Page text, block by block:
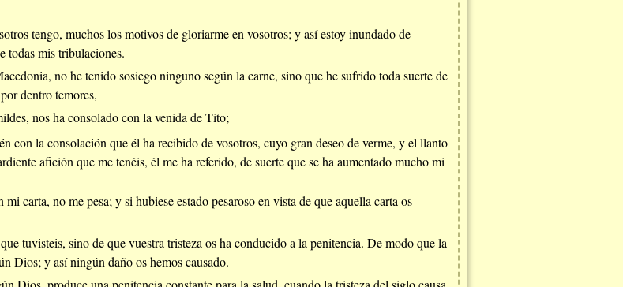
tengo, muchos los motivos de gloriarme en vosotros; y así estoy inundado de
todas mis tribulaciones.
no he tenido sosiego ninguno según la carne, sino que he sufrido toda suerte de
dentro temores,
nos ha consolado con la venida de Tito;
con la consolación que él ha recibido de vosotros, cuyo gran deseo de verme, y el llanto
afición que me tenéis, él me ha referido, de suerte que se ha aumentado mucho mi
carta, no me pesa; y si hubiese estado pesaroso en vista de que aquella carta os
tuvisteis, sino de que vuestra tristeza os ha conducido a la penitencia. De modo que la
Dios; y así ningún daño os hemos causado.